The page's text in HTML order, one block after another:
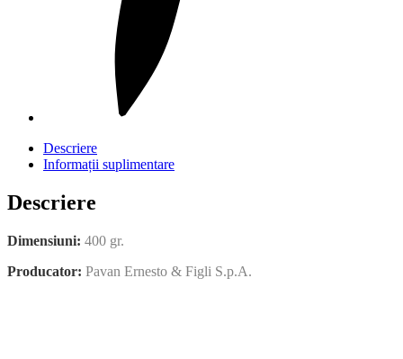
Descriere
Informații suplimentare
Descriere
Dimensiuni: 400 gr.
Producator: Pavan Ernesto & Figli S.p.A.